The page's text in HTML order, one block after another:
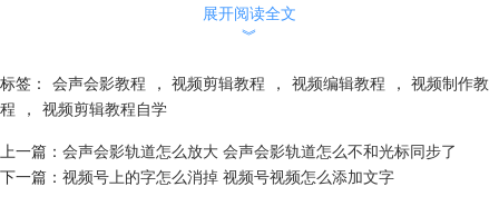
展开阅读全文
︾
标签： 会声会影教程 ， 视频剪辑教程 ， 视频编辑教程 ，
视频制作教
程
， 视频剪辑教程自学
上一篇： 会声会影轨道怎么放大 会声会影轨道怎么不和光标同步了
下一篇： 视频号上的字怎么消掉 视频号视频怎么添加文字